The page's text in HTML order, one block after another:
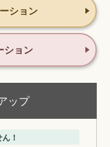
ション
ション
ップ
！